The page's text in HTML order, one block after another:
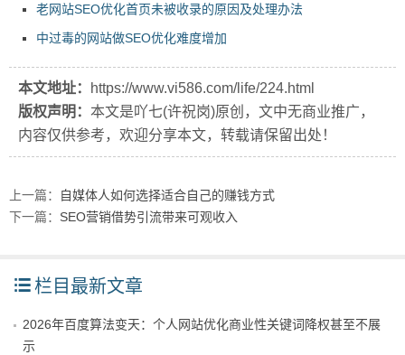
老网站SEO优化首页未被收录的原因及处理办法
中过毒的网站做SEO优化难度增加
本文地址：
https://www.vi586.com/life/224.html
版权声明： 本文是吖七(许祝岗)原创，文中无商业推广，
内容仅供参考，欢迎分享本文，转载请保留出处！
上一篇：
自媒体人如何选择适合自己的赚钱方式
下一篇： SEO营销借势引流带来可观收入
栏目最新文章
2026年百度算法变天：个人网站优化商业性关键词降权甚至不展
示